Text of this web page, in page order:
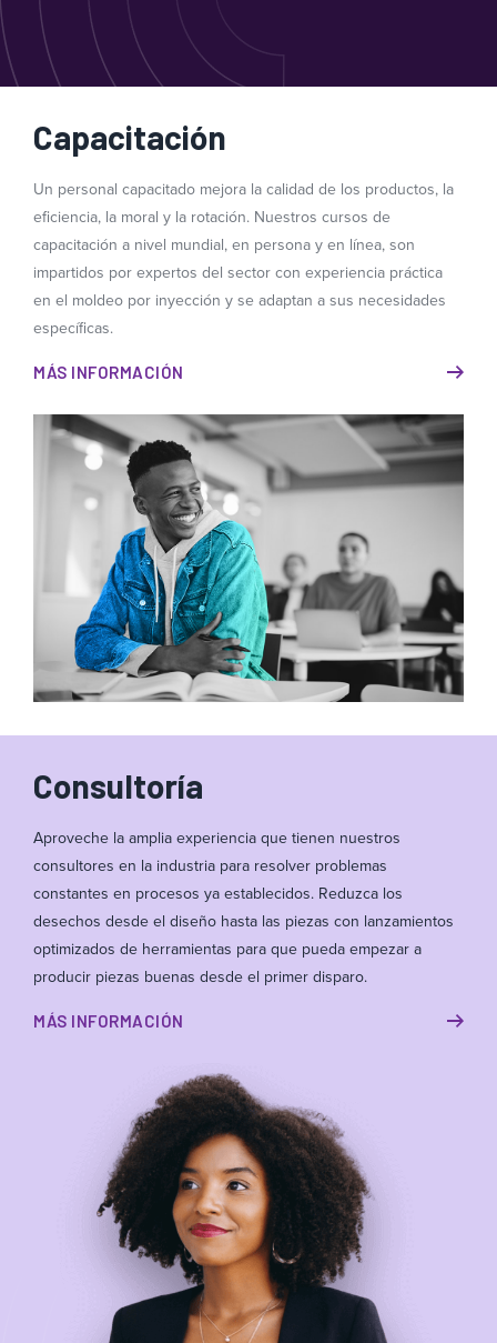
Capacitación
Un personal capacitado mejora la calidad de los productos, la
eficiencia, la moral y la rotación. Nuestros cursos de
capacitación a nivel mundial, en persona y en línea, son
impartidos por expertos del sector con experiencia práctica
en el moldeo por inyección y se adaptan a sus necesidades
específicas.
MÁS INFORMACIÓN
Consultoría
Aproveche la amplia experiencia que tienen nuestros
consultores en la industria para resolver problemas
constantes en procesos ya establecidos. Reduzca los
desechos desde el diseño hasta las piezas con lanzamientos
optimizados de herramientas para que pueda empezar a
producir piezas buenas desde el primer disparo.
MÁS INFORMACIÓN